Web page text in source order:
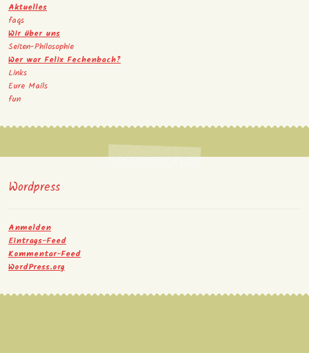
Aktuelles
faqs
Wir über uns
Seiten-Philosophie
Wer war Felix Fechenbach?
Links
Eure Mails
fun
Wordpress
Anmelden
Eintrags-Feed
Kommentar-Feed
WordPress.org